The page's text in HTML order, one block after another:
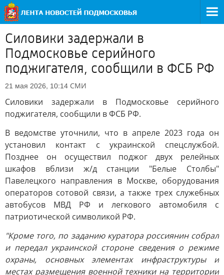
Силовики задержали в
Подмосковье серийного
поджигателя, сообщили в ФСБ РФ
21 мая 2026, 10:14 СМИ
Силовики задержали в Подмосковье серийного
поджигателя, сообщили в ФСБ РФ.
В ведомстве уточнили, что в апреле 2023 года он
установил контакт с украинской спецслужбой.
Позднее он осуществил поджог двух релейных
шкафов вблизи ж/д станции "Белые Столбы"
Павелецкого направления в Москве, оборудования
операторов сотовой связи, а также трех служебных
автобусов МВД РФ и легкового автомобиля с
патриотической символикой РФ.
"Кроме того, по заданию куратора россиянин собрал
и передал украинской стороне сведения о режиме
охраны, основных элементах инфраструктуры и
местах размещения военной техники на территории